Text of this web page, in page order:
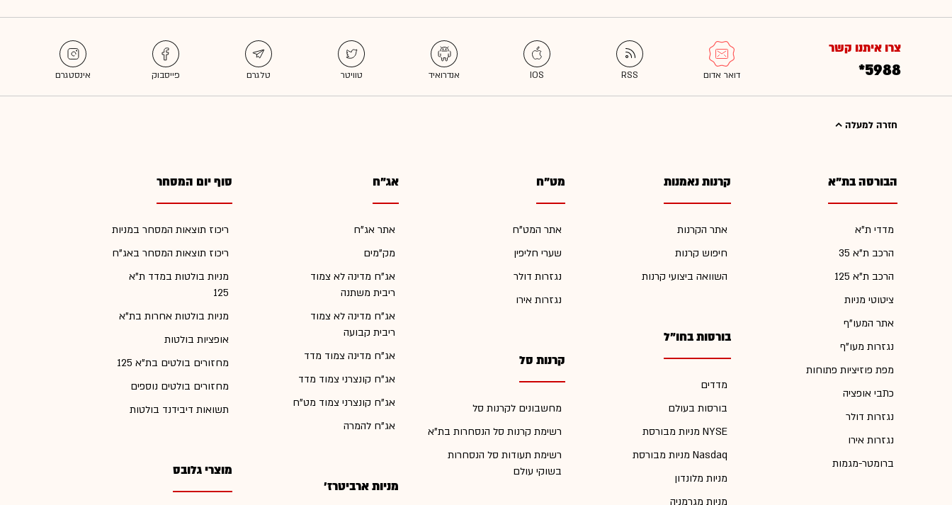
צרו איתנו קשר
*5988
חזרה למעלה
הבורסה בת"א
מדדי ת"א
הרכב ת"א 35
הרכב ת"א 125
ציטוטי מניות
אתר המעו"ף
נגזרות מעו"ף
מפת פוזיציות פתוחות
כתבי אופציה
נגזרות דולר
נגזרות אירו
ברומטר-מגמות
קרנות נאמנות
אתר הקרנות
חיפוש קרנות
השוואה ביצועי קרנות
בורסות בחו"ל
מדדים
בורסות בעולם
מניות מבורסת NYSE
מניות מבורסת Nasdaq
מניות מלונדון
מניות מגרמניה
מט"ח
אתר המט"ח
שערי חליפין
נגזרות דולר
נגזרות אירו
קרנות סל
מחשבונים לקרנות סל
רשימת קרנות סל הנסחרות בת"א
רשימת תעודות סל הנסחרות
בשוקי עולם
אג"ח
אתר אג"ח
מק"מים
אג"ח מדינה לא צמוד
ריבית משתנה
אג"ח מדינה לא צמוד
ריבית קבועה
אג"ח מדינה צמוד מדד
אג"ח קונצרני צמוד מדד
אג"ח קונצרני צמוד מט"ח
אג"ח להמרה
מניות ארביטרז'
סוף יום המסחר
ריכוז תוצאות המסחר במניות
ריכוז תוצאות המסחר באג"ח
מניות בולטות במדד ת"א
125
מניות בולטות אחרות בת"א
אופציות בולטות
מחזורים בולטים בת"א 125
מחזורים בולטים נוספים
תשואות דיבידנד בולטות
מוצרי גלובס